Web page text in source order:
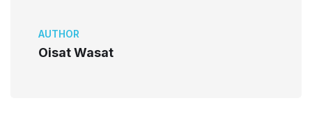
AUTHOR
Oisat Wasat